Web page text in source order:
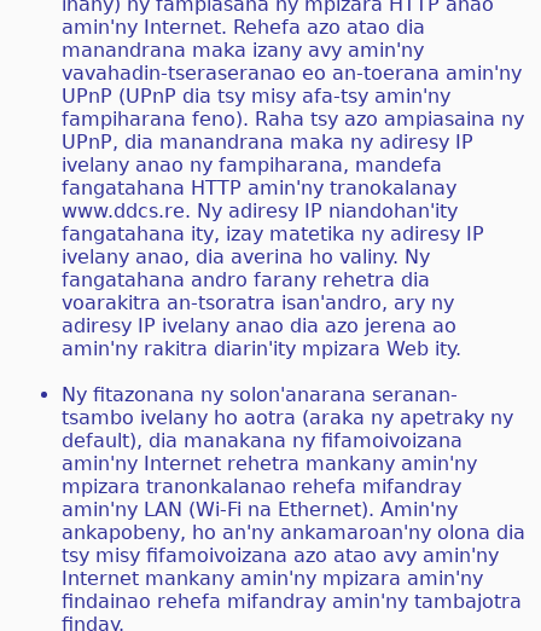
amin'ny Internet. Rehefa azo atao dia
manandrana maka izany avy amin'ny
vavahadin-tseraseranao eo an-toerana amin'ny
UPnP (UPnP dia tsy misy afa-tsy amin'ny
fampiharana feno). Raha tsy azo ampiasaina ny
UPnP, dia manandrana maka ny adiresy IP
ivelany anao ny fampiharana, mandefa
fangatahana HTTP amin'ny tranokalanay
www.ddcs.re. Ny adiresy IP niandohan'ity
fangatahana ity, izay matetika ny adiresy IP
ivelany anao, dia averina ho valiny. Ny
fangatahana andro farany rehetra dia
voarakitra an-tsoratra isan'andro, ary ny
adiresy IP ivelany anao dia azo jerena ao
amin'ny rakitra diarin'ity mpizara Web ity.
Ny fitazonana ny solon'anarana seranan-
tsambo ivelany ho aotra (araka ny apetraky ny
default), dia manakana ny fifamoivoizana
amin'ny Internet rehetra mankany amin'ny
mpizara tranonkalanao rehefa mifandray
amin'ny LAN (Wi-Fi na Ethernet). Amin'ny
ankapobeny, ho an'ny ankamaroan'ny olona dia
tsy misy fifamoivoizana azo atao avy amin'ny
Internet mankany amin'ny mpizara amin'ny
findainao rehefa mifandray amin'ny tambajotra
finday.